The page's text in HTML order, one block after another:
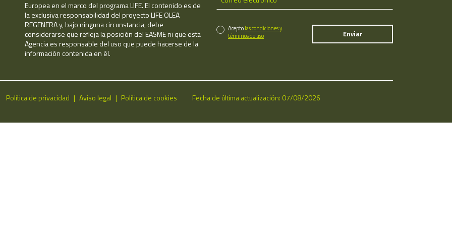
Europea en el marco del programa LIFE. El contenido es de
la exclusiva responsabilidad del proyecto LIFE OLEA
REGENERA y, bajo ninguna circunstancia, debe
considerarse que refleja la posición del EASME ni que esta
Agencia es responsable del uso que puede hacerse de la
información contenida en él.
Aceptolas condiciones y
términos de uso
Política de privacidad Aviso legal Política de cookies Fecha de última actualización: 07/08/2026